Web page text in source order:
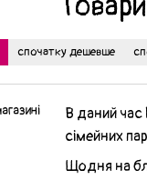
спочатку дешевше
В даний час
сімейних
Щодня на